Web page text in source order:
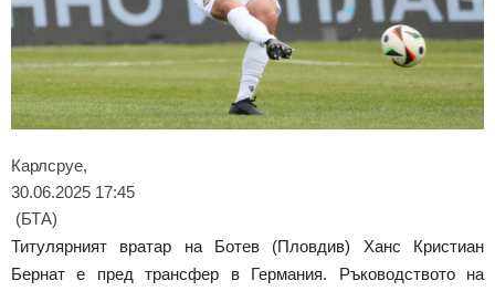
Карлсруе,
30.06.2025 17:45
(БТА)
Титулярният вратар на Ботев (Пловдив) Ханс Кристиан
Бернат е пред трансфер в Германия. Ръководството на